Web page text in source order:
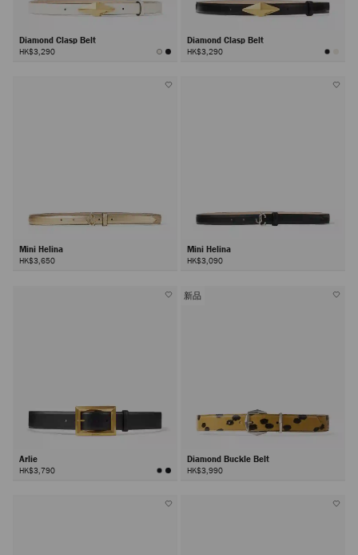
Diamond Clasp Belt
HK$3,290
Diamond Clasp Belt
HK$3,290
Mini Helina
HK$3,650
Mini Helina
HK$3,090
Arlie
HK$3,790
新品
Diamond Buckle Belt
HK$3,990